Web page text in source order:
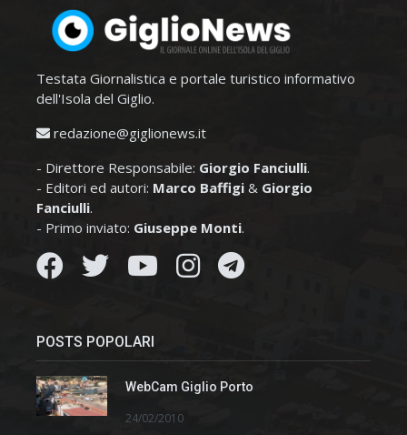
Testata Giornalistica e portale turistico informativo
dell'Isola del Giglio.
redazione@giglionews.it
- Direttore Responsabile: Giorgio Fanciulli.
- Editori ed autori: Marco Baffigi & Giorgio
Fanciulli.
- Primo inviato: Giuseppe Monti.
POSTS POPOLARI
WebCam Giglio Porto
24/02/2010